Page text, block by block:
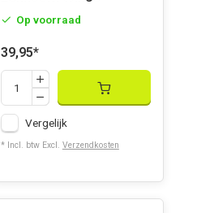
Op voorraad
39,95*
Vergelijk
* Incl. btw Excl. Verzendkosten